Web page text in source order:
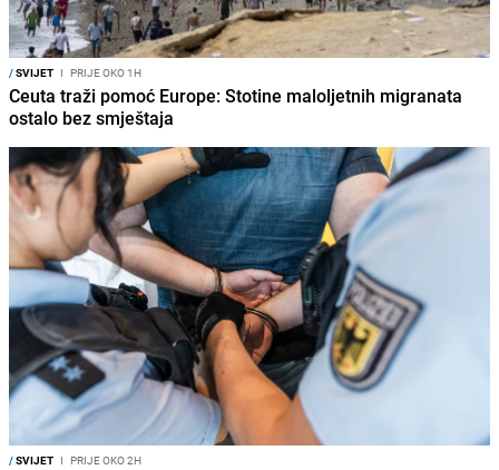
/SVIJET I PRIJE OKO 1H
Ceuta traži pomoć Europe: Stotine maloljetnih migranata
ostalo bez smještaja
/SVIJET I PRIJE OKO 2H